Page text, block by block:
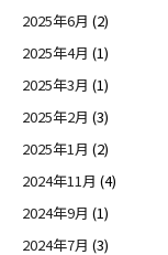
2025年6月 (2)
2025年4月 (1)
2025年3月 (1)
2025年2月 (3)
2025年1月 (2)
2024年11月 (4)
2024年9月 (1)
2024年7月 (3)